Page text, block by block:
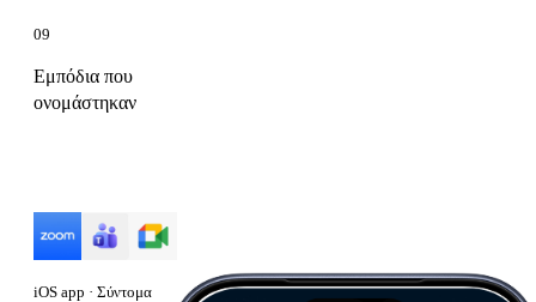
09
Εμπόδια που
ονομάστηκαν
iOS app · Σύντομα